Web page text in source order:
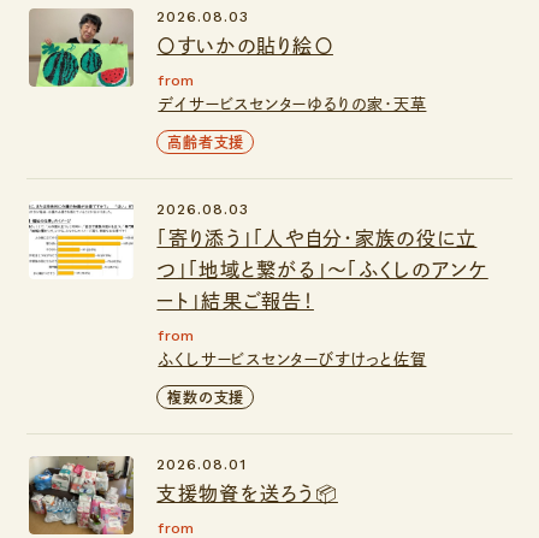
〇すいかの貼り絵〇
2026.08.03
from
デイサービスセンターゆるりの家・天草
高齢者支援
「寄り添う」「人や自分・家族の役に立
つ」「地域と繋がる」～「ふくしのアンケ
ート」結果ご報告！
2026.08.03
from
ふくしサービスセンターびすけっと佐賀
複数の支援
支援物資を送ろう📦
2026.08.01
from